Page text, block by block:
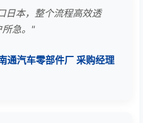
日本，整个流程高效透
所急。"
通汽车零部件厂 采购经理